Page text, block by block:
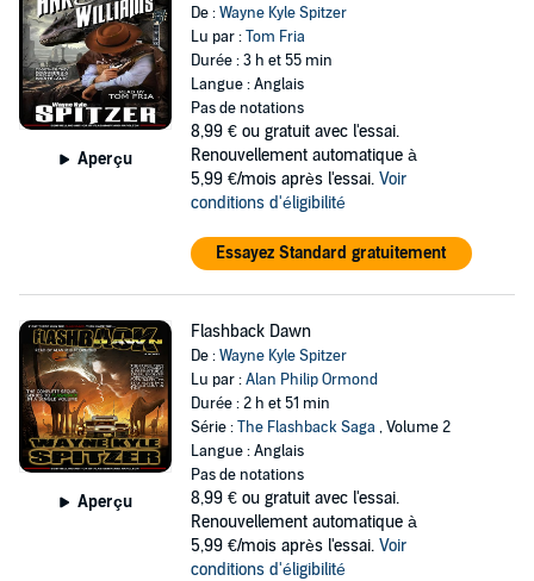
Aperçu
De :Wayne Kyle Spitzer
Lu par :Tom Fria
Durée : 3 h et 55 min
Langue : Anglais
Pas de notations
8,99 € ou gratuit avec l'essai.
Renouvellement automatique à
5,99 €/mois après l'essai. Voir
conditions d'éligibilité
Essayez Standard gratuitement
Aperçu
Flashback Dawn
De :Wayne Kyle Spitzer
Lu par :Alan Philip Ormond
Durée : 2 h et 51 min
Série :The Flashback Saga , Volume 2
Langue : Anglais
Pas de notations
8,99 € ou gratuit avec l'essai.
Renouvellement automatique à
5,99 €/mois après l'essai. Voir
conditions d'éligibilité